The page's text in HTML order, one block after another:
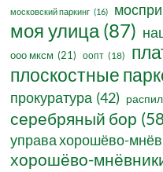
московский паркинг (16)
моя улица(87)
ооо мксм (21) оопт (18)
плоскостные
прокуратура (42) распил
серебряный бор
управа хорошёво-
хорошёво-